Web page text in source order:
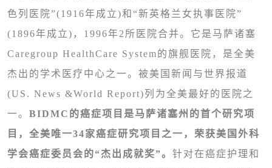
色列医院”(1916年成立)和“新英格兰女执事医院”
(1896年成立)，1996年2所医院合并。它是马萨诸塞
Caregroup HealthCare System的旗舰医院，是全美
杰出的学术医疗中心之一。被美国新闻与世界报道
(US. News &World Report)列为全美最好的医院之
一。 BIDMC的癌症项目是马萨诸塞州的首个研究项
目，全美唯一34家癌症研究项目之一，荣获美国外科
学会癌症委员会的“杰出成就奖”。 针对在癌症护理和